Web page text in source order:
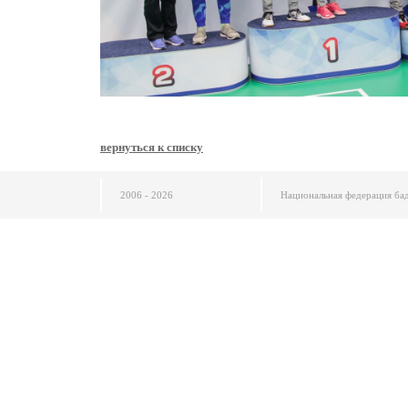
вернуться к списку
2006 - 2026 Национальная федерация